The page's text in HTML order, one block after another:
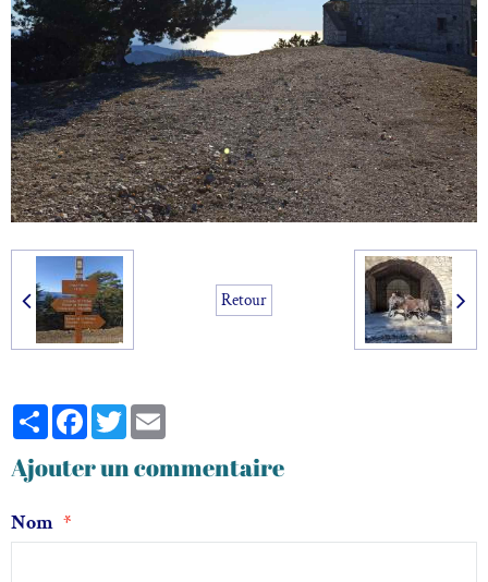
Retour
PartagerFacebook
Twitter
Ajouter un commentaire
Nom